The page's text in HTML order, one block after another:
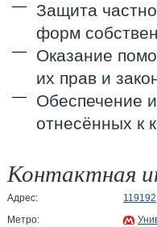
Защита
форм
Оказание
их прав и
Обеспечение
отнесённых к
Контактная
Адрес: 119192
Метро: